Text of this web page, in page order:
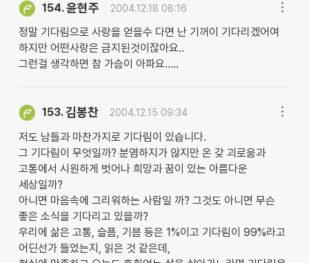
154.윤현주 2004.12.18 08:16
정말 기다림으로 사랑을 얻을수 다면 난 기꺼이 기다리겠어여
하지만 어떤사랑은 금지된것이잖아요..
그런걸 생각하면 참 가슴이 아파요.....
153.김봉찬 2004.12.15 09:34
저도 남들과 마찬가지로 기다림이 있습니다.
그 기다림이 무엇일까? 분염하지가 않지만 온 갖 괴로움과
고통에서 시원하게 벗어나 희망과 꿈이 있는 아름다운
세상일까?
아니면 마음속에 그리워하는 사람일 까? 그것도 아니면 무슨
좋은 소식을 기다리고 있을까?
우리에 삶은 고통, 슬픔, 기븜 등은 1%이고 기다림이 99%라고
어딘선가 들었는지, 읽은 것 같은데,